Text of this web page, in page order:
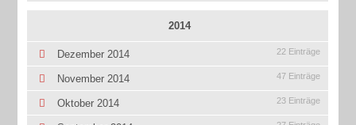
2014
Dezember 2014 22 Einträge
November 2014 47 Einträge
Oktober 2014 23 Einträge